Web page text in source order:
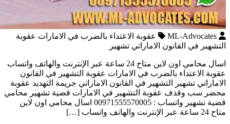
ML-Advocates
عقوبة الاعتداء بالضرب في الامارات عقوبة
التشهير في القانون الاماراتي تشهير
اسال محامي اون لاين متاح 24 ساعة عبر الإنترنت والهاتف واتساب
عقوبة الاعتداء بالضرب في الامارات عقوبة التشهير في القانون
الاماراتي تشهير التشهير في القانون الاماراتي جريمة التهديد عقوبة
محضر سب وقذف عقوبة التشهير في الامارات قضية تشهير محامي
قضية تشهير واتساب : 00971555570005 اسال محامي اون لاين
متاح 24 ساعة عبر الإنترنت والهاتف واتساب […]